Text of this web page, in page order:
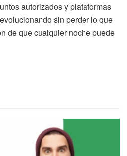
autorizados y plataformas
sin perder lo que
de que cualquier noche puede